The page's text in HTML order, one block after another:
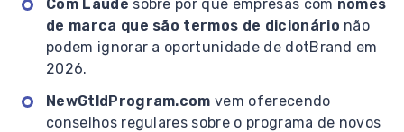
Com Laude sobre por que empresas com nomes
de marca que são termos de dicionário não
podem ignorar a oportunidade de dotBrand em
2026.
NewGtldProgram.com vem oferecendo
conselhos regulares sobre o programa de novos